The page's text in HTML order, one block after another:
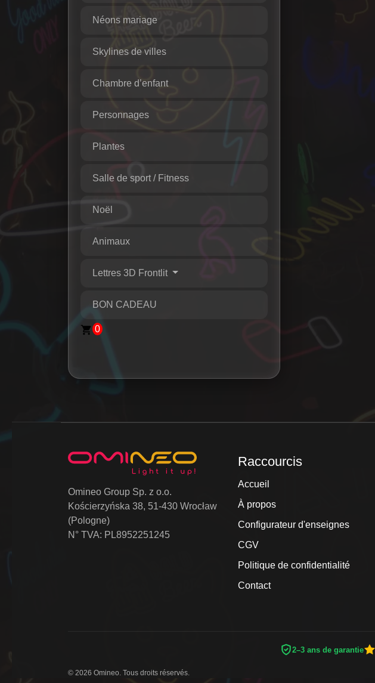
Néons mariage
Skylines de villes
Chambre d’enfant
Personnages
Plantes
Salle de sport / Fitness
Noël
Animaux
Lettres 3D Frontlit
BON CADEAU
0
Omineo Group Sp. z o.o.
Kościerzyńska 38, 51-430 Wrocław
(Pologne)
N° TVA: PL8952251245
Raccourcis
Accueil
À propos
Configurateur d'enseignes
CGV
Politique de confidentialité
Contact
2–3 ans de garantie
© 2026 Omineo. Tous droits réservés.